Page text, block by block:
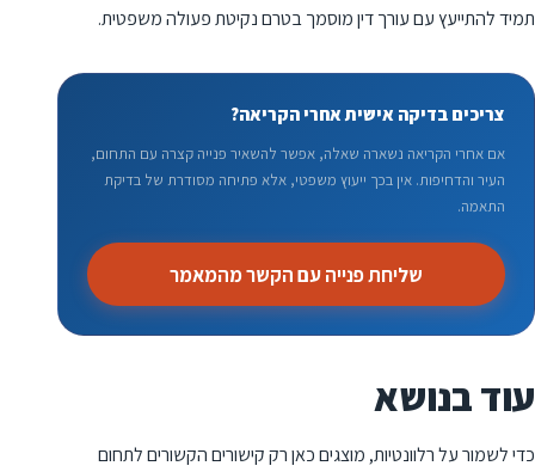
תמיד להתייעץ עם עורך דין מוסמך בטרם נקיטת פעולה משפטית.
צריכים בדיקה אישית אחרי הקריאה?
אם אחרי הקריאה נשארה שאלה, אפשר להשאיר פנייה קצרה עם התחום,
העיר והדחיפות. אין בכך ייעוץ משפטי, אלא פתיחה מסודרת של בדיקת
התאמה.
שליחת פנייה עם הקשר מהמאמר
עוד בנושא
כדי לשמור על רלוונטיות, מוצגים כאן רק קישורים הקשורים לתחום